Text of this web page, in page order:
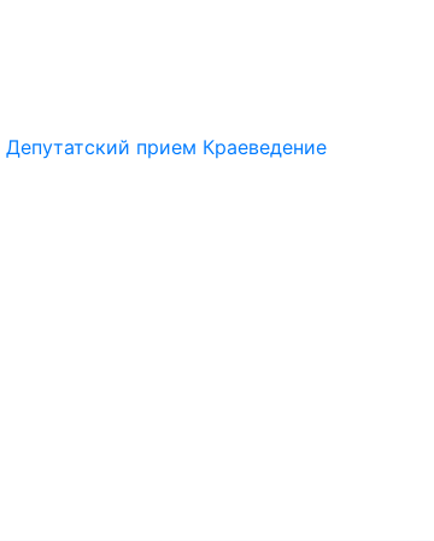
Депутатский прием Краеведение